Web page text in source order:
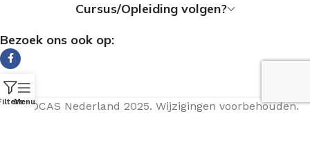
Cursus/Opleiding volgen?
Bezoek ons ook op:
© ROCAS Nederland 2025. Wijzigingen voorbehouden.
Menu